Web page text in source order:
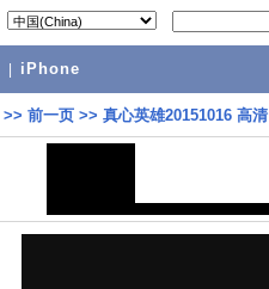
iPhone
>> 前一页 >> 真心英雄20151016 高清